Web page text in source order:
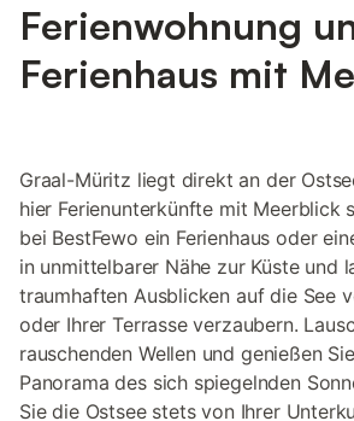
Ferienwohnung
Ferienhaus mit
Graal-Müritz liegt direkt an der
hier Ferienunterkünfte mit Meerblick
bei BestFewo ein Ferienhaus oder
in unmittelbarer Nähe zur Küste und
traumhaften Ausblicken auf die See
oder Ihrer Terrasse verzaubern.
rauschenden Wellen und genießen
Panorama des sich spiegelnden
Sie die Ostsee stets von Ihrer